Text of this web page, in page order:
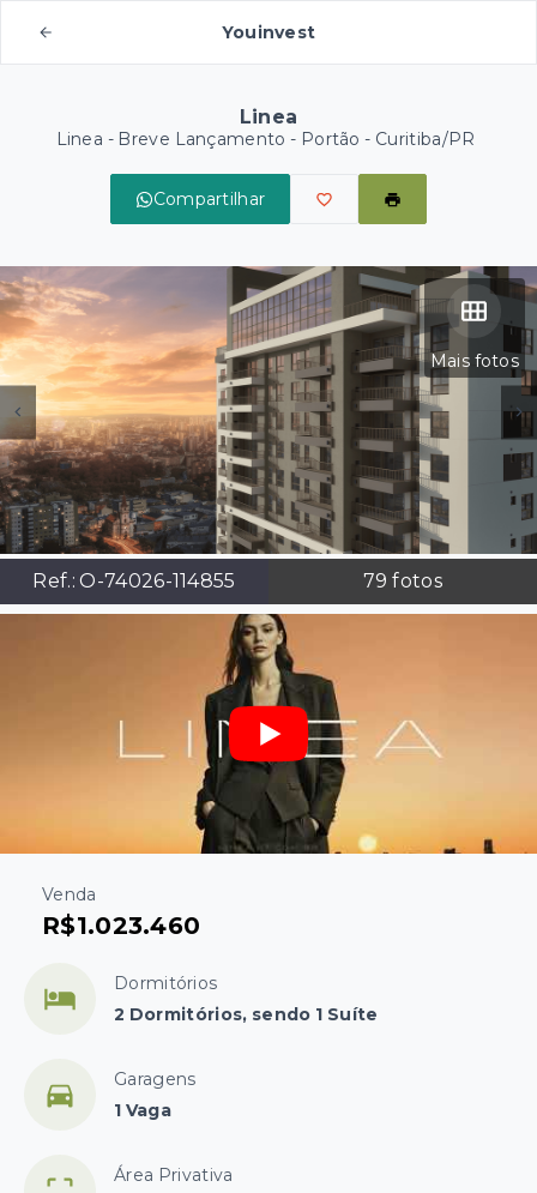
Youinvest
Linea
Linea - Breve Lançamento - Portão - Curitiba/PR
Compartilhar
Mais fotos
Ref.:O-74026-114855 79 fotos
Venda
R$1.023.460
Dormitórios
2 Dormitórios, sendo 1 Suíte
Garagens
1 Vaga
Área Privativa